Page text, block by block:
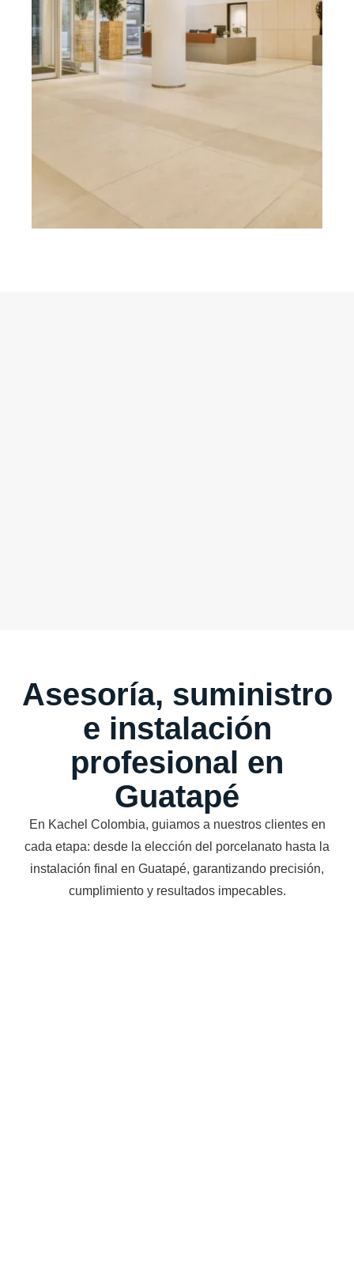
Asesoría, suministro
e instalación
profesional en
Guatapé
En Kachel Colombia, guiamos a nuestros clientes en
cada etapa: desde la elección del porcelanato hasta la
instalación final en Guatapé, garantizando precisión,
cumplimiento y resultados impecables.